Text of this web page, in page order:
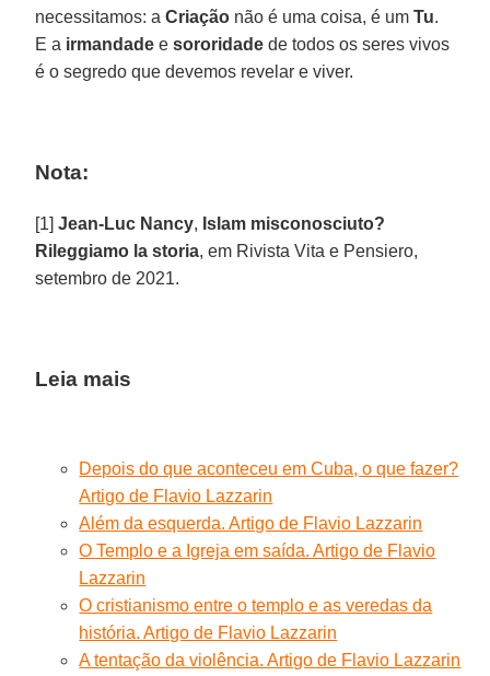
necessitamos: aCriação não é uma coisa, é umTu.
E a irmandade esororidade de todos os seres vivos
é o segredo que devemos revelar e viver.
Nota:
[1]Jean-Luc Nancy, Islam misconosciuto?
Rileggiamo la storia, em Rivista Vita e Pensiero,
setembro de 2021.
Leia mais
Depois do que aconteceu em Cuba, o que fazer?
Artigo de Flavio Lazzarin
Além da esquerda. Artigo de Flavio Lazzarin
O Templo e a Igreja em saída. Artigo de Flavio
Lazzarin
O cristianismo entre o templo e as veredas da
história. Artigo de Flavio Lazzarin
A tentação da violência. Artigo de Flavio Lazzarin